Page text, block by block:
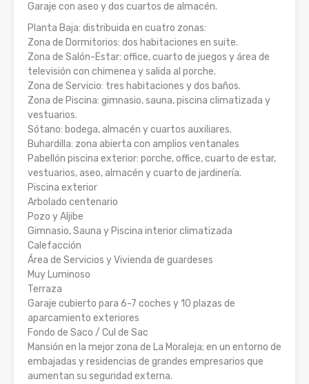
Garaje con aseo y dos cuartos de almacén.
Planta Baja: distribuida en cuatro zonas:
Zona de Dormitorios: dos habitaciones en suite.
Zona de Salón-Estar: office, cuarto de juegos y área de
televisión con chimenea y salida al porche.
Zona de Servicio: tres habitaciones y dos baños.
Zona de Piscina: gimnasio, sauna, piscina climatizada y
vestuarios.
Sótano: bodega, almacén y cuartos auxiliares.
Buhardilla: zona abierta con amplios ventanales
Pabellón piscina exterior: porche, office, cuarto de estar,
vestuarios, aseo, almacén y cuarto de jardinería.
Piscina exterior
Arbolado centenario
Pozo y Aljibe
Gimnasio, Sauna y Piscina interior climatizada
Calefacción
Área de Servicios y Vivienda de guardeses
Muy Luminoso
Terraza
Garaje cubierto para 6-7 coches y 10 plazas de
aparcamiento exteriores
Fondo de Saco / Cul de Sac
Mansión en la mejor zona de La Moraleja; en un entorno de
embajadas y residencias de grandes empresarios que
aumentan su seguridad externa.